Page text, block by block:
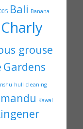
Bali Banana
Charly
grouse
Gardens
hull cleaning
Kawal